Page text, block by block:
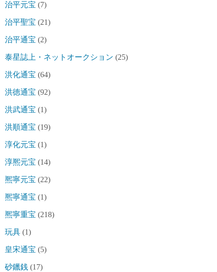
治平元宝 (7)
治平聖宝 (21)
治平通宝 (2)
泰星誌上・ネットオークション (25)
洪化通宝 (64)
洪徳通宝 (92)
洪武通宝 (1)
洪順通宝 (19)
淳化元宝 (1)
淳熈元宝 (14)
熈寧元宝 (22)
熈寧通宝 (1)
熈寧重宝 (218)
玩具 (1)
皇宋通宝 (5)
砂鑞銭 (17)